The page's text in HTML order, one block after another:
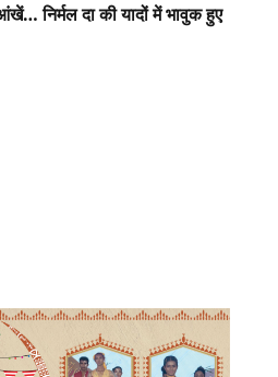
निर्मल दा की यादों में भावुक हुए